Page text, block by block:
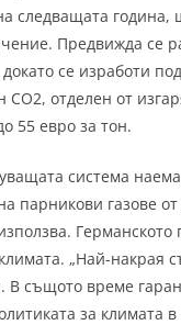
следващата
Предвижда се
докато се изработи
CO2, отделен от
55 евро за тон.
система
парникови газове
„Най-накрая
В същото време
за климата